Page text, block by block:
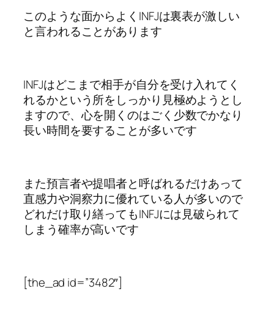
このような面からよくINFJは裏表が激しい
と言われることがあります
INFJはどこまで相手が自分を受け入れてく
れるかという所をしっかり見極めようとし
ますので、心を開くのはごく少数でかなり
長い時間を要することが多いです
また預言者や提唱者と呼ばれるだけあって
直感力や洞察力に優れている人が多いので
どれだけ取り繕ってもINFJには見破られて
しまう確率が高いです
[the_ad id=”3482″]